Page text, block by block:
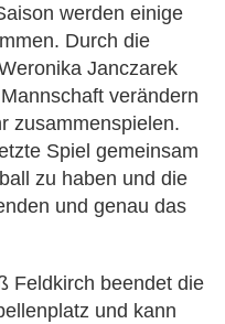
werden einige
Durch die
Janczarek
verändern
zusammenspielen.
Spiel gemeinsam
zu haben und die
und genau das
Feldkirch beendet die
und kann